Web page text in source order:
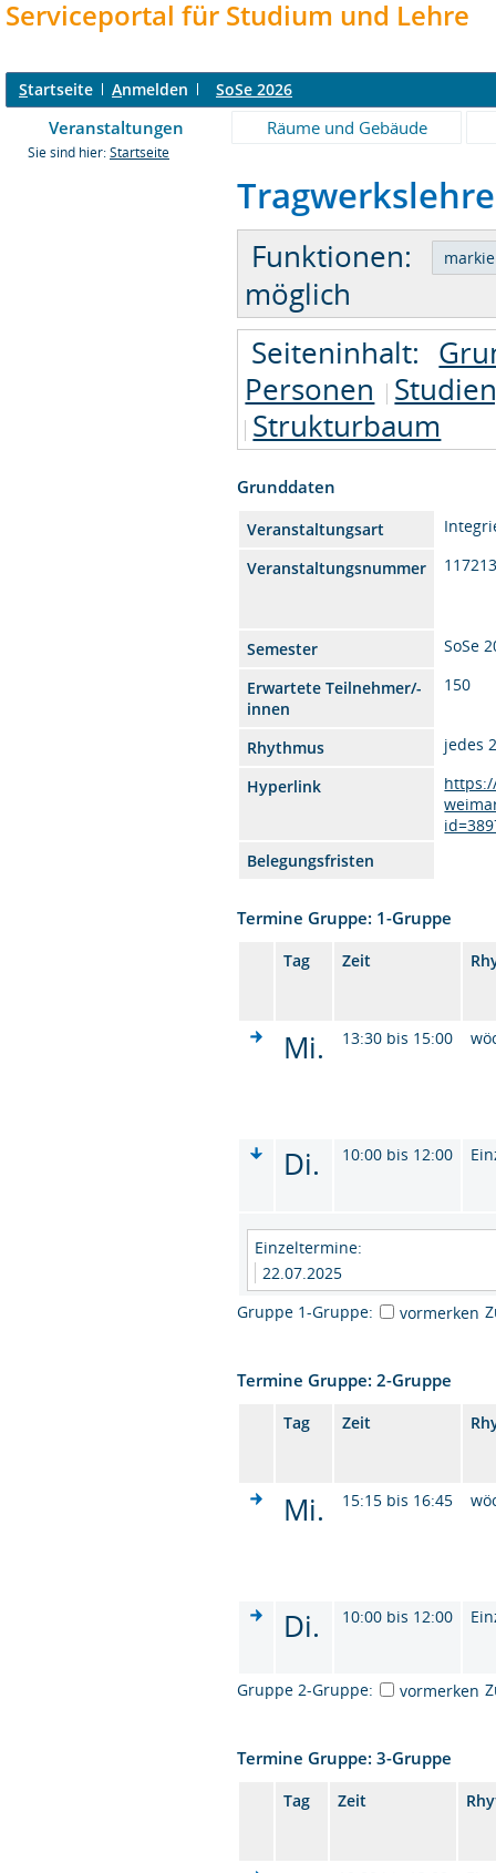
Serviceportal für Studium und Lehre
Startseite Anmelden SoSe 2026
Veranstaltungen Räume und Gebäude
Sie sind hier: Startseite
Funktionen:
möglich
Seiteninhalt:
Personen
Strukturbaum
Grunddaten
Veranstaltungsart
Veranstaltungsnummer
Semester
SoSe
Erwartete Teilnehmer/-
innen
150
Rhythmus
jedes
Hyperlink
Belegungsfristen
Termine Gruppe: 1-Gruppe
Tag Zeit
Mi. 13:30 bis 15:00
Di. 10:00 bis 12:00
Einzeltermine:
22.07.2025
Gruppe 1-Gruppe:
vormerken
Termine Gruppe: 2-Gruppe
Tag Zeit
Mi. 15:15 bis 16:45
Di. 10:00 bis 12:00
Gruppe 2-Gruppe: vormerken
Termine Gruppe: 3-Gruppe
Tag Zeit